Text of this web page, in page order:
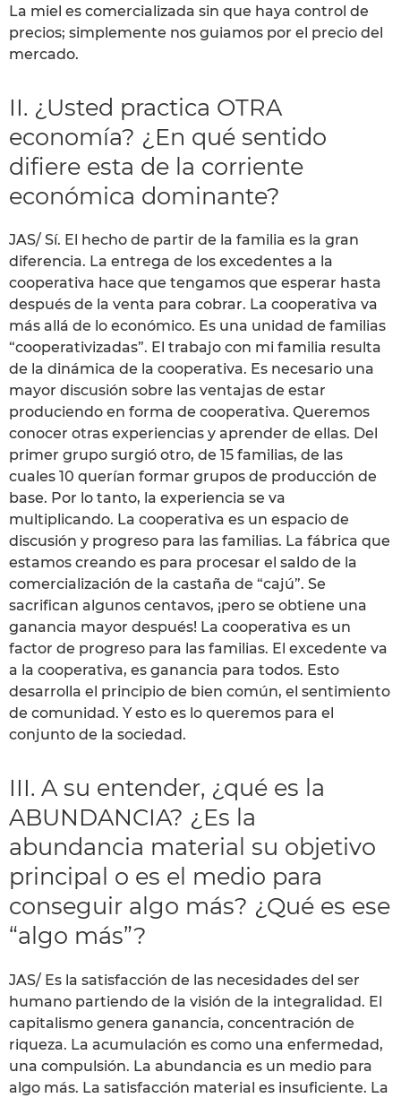
La miel es comercializada sin que haya control de
precios; simplemente nos guiamos por el precio del
mercado.
II. ¿Usted practica OTRA
economía? ¿En qué sentido
difiere esta de la corriente
económica dominante?
JAS/ Sí. El hecho de partir de la familia es la gran
diferencia. La entrega de los excedentes a la
cooperativa hace que tengamos que esperar hasta
después de la venta para cobrar. La cooperativa va
más allá de lo económico. Es una unidad de familias
“cooperativizadas”. El trabajo con mi familia resulta
de la dinámica de la cooperativa. Es necesario una
mayor discusión sobre las ventajas de estar
produciendo en forma de cooperativa. Queremos
conocer otras experiencias y aprender de ellas. Del
primer grupo surgió otro, de 15 familias, de las
cuales 10 querían formar grupos de producción de
base. Por lo tanto, la experiencia se va
multiplicando. La cooperativa es un espacio de
discusión y progreso para las familias. La fábrica que
estamos creando es para procesar el saldo de la
comercialización de la castaña de “cajú”. Se
sacrifican algunos centavos, ¡pero se obtiene una
ganancia mayor después! La cooperativa es un
factor de progreso para las familias. El excedente va
a la cooperativa, es ganancia para todos. Esto
desarrolla el principio de bien común, el sentimiento
de comunidad. Y esto es lo queremos para el
conjunto de la sociedad.
III. A su entender, ¿qué es la
ABUNDANCIA? ¿Es la
abundancia material su objetivo
principal o es el medio para
conseguir algo más? ¿Qué es ese
“algo más”?
JAS/ Es la satisfacción de las necesidades del ser
humano partiendo de la visión de la integralidad. El
capitalismo genera ganancia, concentración de
riqueza. La acumulación es como una enfermedad,
una compulsión. La abundancia es un medio para
algo más. La satisfacción material es insuficiente. La